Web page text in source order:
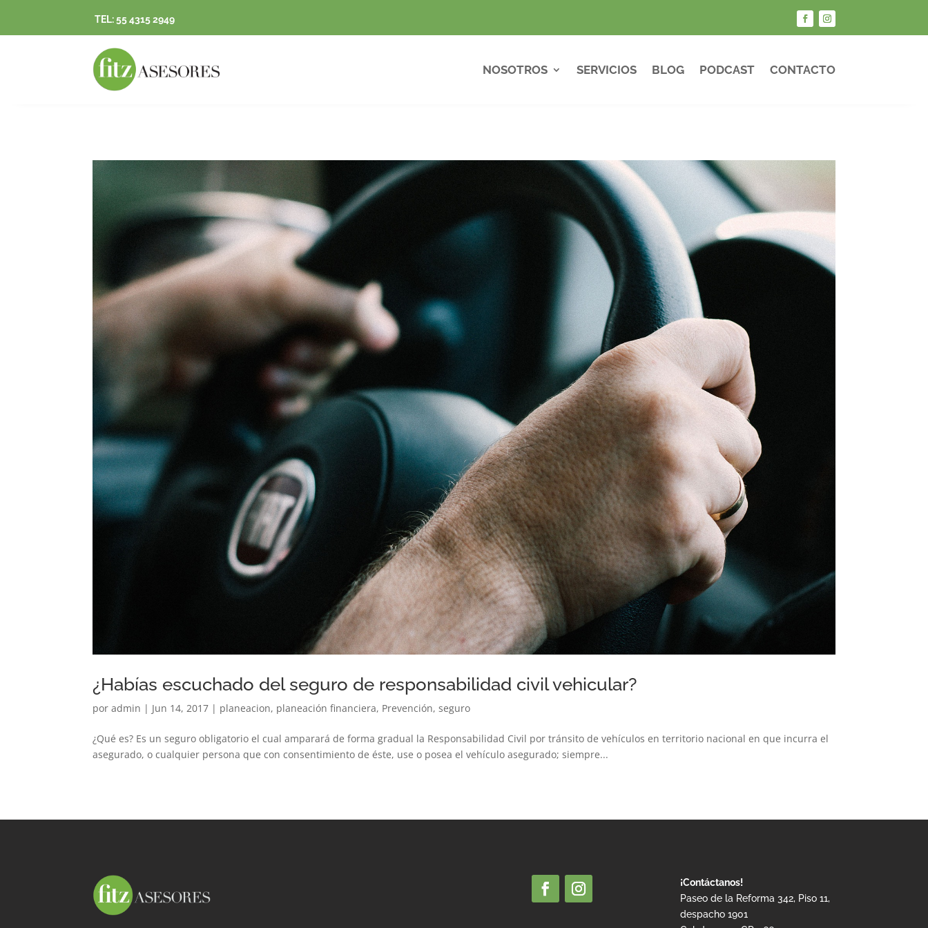
TEL: 55 4315 2949
NOSOTROS SERVICIOS BLOG PODCAST CONTACTO
¿Habías escuchado del seguro de responsabilidad civil vehicular?
poradmin | Jun 14, 2017 | planeacion, planeación financiera, Prevención,seguro
¿Qué es? Es un seguro obligatorio el cual amparará de forma gradual la Responsabilidad Civil por tránsito de vehículos en territorio nacional en que incurra el
asegurado, o cualquier persona que con consentimiento de éste, use o posea el vehículo asegurado; siempre...
¡Contáctanos!
Paseo de la Reforma 342, Piso 11,
despacho 1901